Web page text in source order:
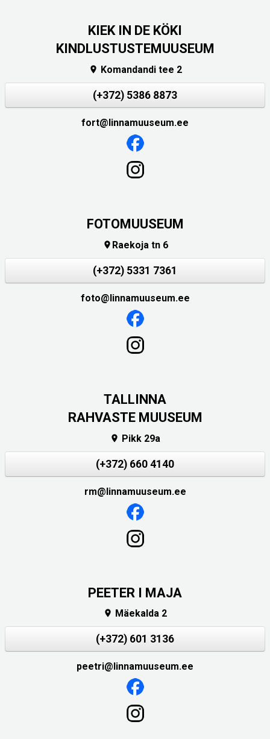
KIEK IN DE KÖKI
KINDLUSTUSTEMUUSEUM
 Komandandi tee 2
(+372) 5386 8873
fort@linnamuuseum.ee
FOTOMUUSEUM
 Raekoja tn 6
(+372) 5331 7361
foto@linnamuuseum.ee
TALLINNA
RAHVASTE MUUSEUM
 Pikk 29a
(+372) 660 4140
rm@linnamuuseum.ee
PEETER I MAJA
 Mäekalda 2
(+372) 601 3136
peetri@linnamuuseum.ee